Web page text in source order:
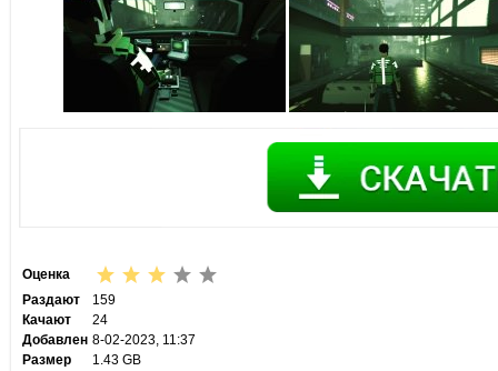
Оценка
Раздают
159
Качают
24
Добавлен 8-02-2023, 11:37
Размер
1.43 GB